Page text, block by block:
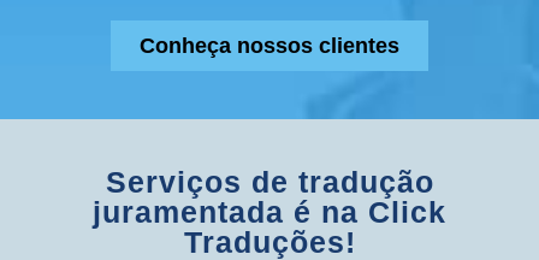
Conheça nossos clientes
Serviços de tradução
juramentada é na Click
Traduções!